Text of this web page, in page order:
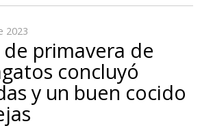
2023
primavera de
concluyó
y un buen cocido